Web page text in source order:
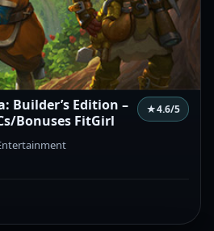
Builder’s Edition –
Bonuses FitGirl
★4.6/5